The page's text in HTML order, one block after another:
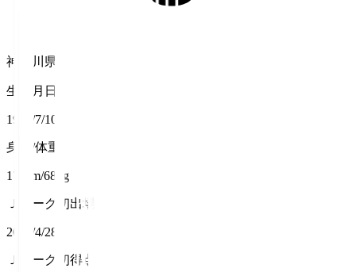
神奈川県
生年月日
1999/7/10
身長/体重
175cm/68kg
Ｊリーグ初出場
2018/4/28
Ｊリーグ初得点